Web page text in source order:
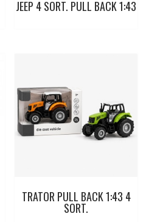
JEEP 4 SORT. PULL BACK 1:43
TRATOR PULL BACK 1:43 4
SORT.